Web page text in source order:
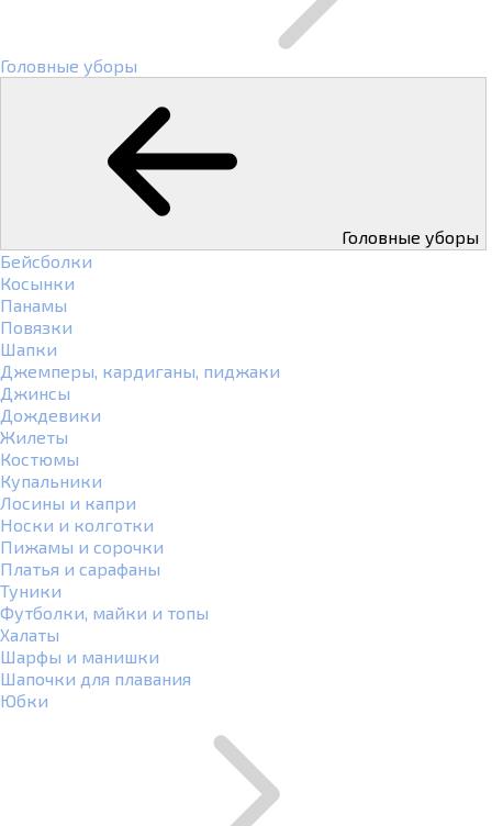
Головные уборы
Головные уборы
Бейсболки
Косынки
Панамы
Повязки
Шапки
Джемперы, кардиганы, пиджаки
Джинсы
Дождевики
Жилеты
Костюмы
Купальники
Лосины и капри
Носки и колготки
Пижамы и сорочки
Платья и сарафаны
Туники
Футболки, майки и топы
Халаты
Шарфы и манишки
Шапочки для плавания
Юбки